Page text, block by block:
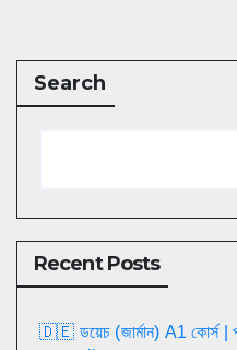
Search
Recent Posts
🇩🇪 ডয়েচ (জার্মান) A1 কোর্স |